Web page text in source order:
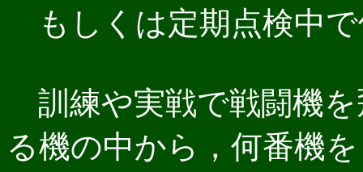
もしくは定期点検中
訓練や実戦で戦闘機
る機の中から，何番機